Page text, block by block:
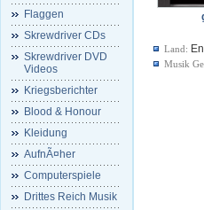
Flaggen
Skrewdriver CDs
Skrewdriver DVD
Videos
Kriegsberichter
Blood & Honour
Kleidung
AufnÃ¤her
Computerspiele
Drittes Reich Musik
Land:
Musik